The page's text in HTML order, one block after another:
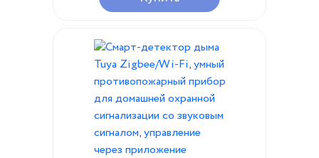
телефону